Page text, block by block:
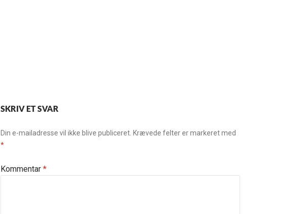
SKRIV ET SVAR
Din e-mailadresse vil ikke blive publiceret. Krævede felter er markeret med
*
Kommentar *